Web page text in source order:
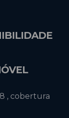
, cobertura